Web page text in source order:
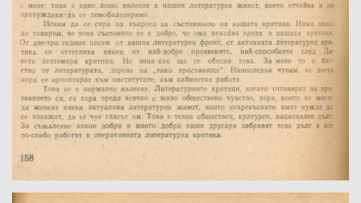
Забележка: